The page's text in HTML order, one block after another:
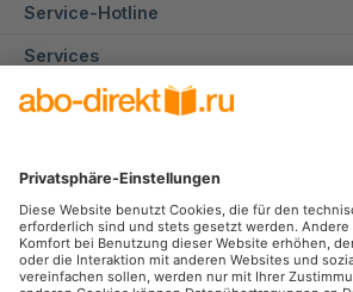
Service-Hotline
Services
Informationen
FacebookInstagram
Zahlungsarten